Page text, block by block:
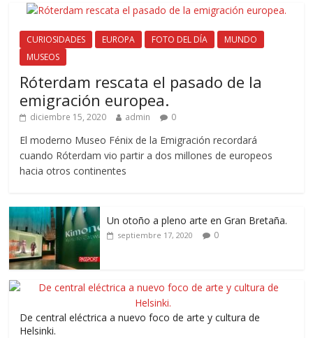
CURIOSIDADES EUROPA FOTO DEL DÍA
MUNDO
MUSEOS
Róterdam rescata el pasado de la
emigración europea.
diciembre 15, 2020 admin 0
El moderno Museo Fénix de la Emigración recordará
cuando Róterdam vio partir a dos millones de europeos
hacia otros continentes
Un otoño a pleno arte en Gran Bretaña.
septiembre 17, 2020 0
De central eléctrica a nuevo foco de arte y cultura de
Helsinki.